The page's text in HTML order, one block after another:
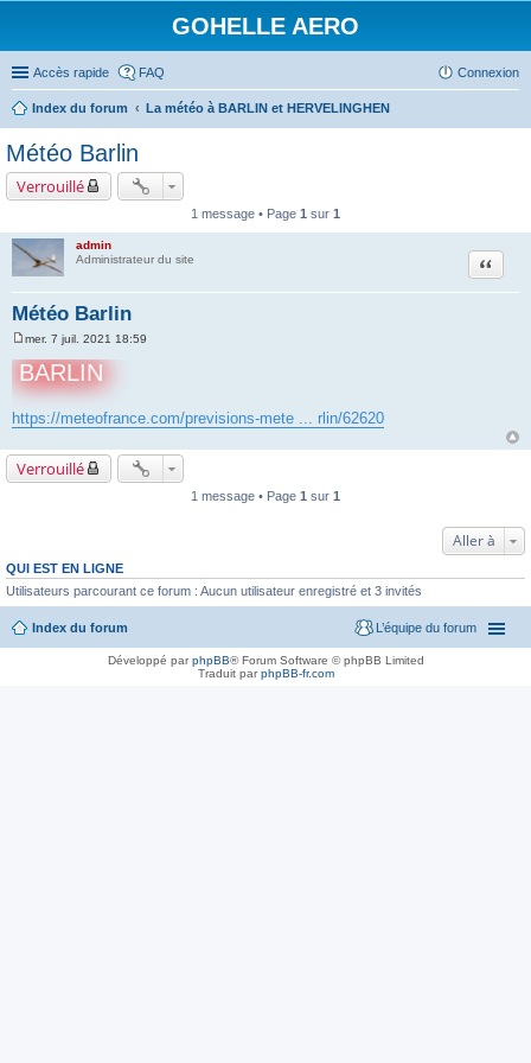
GOHELLE AERO
Accès rapide FAQ Connexion
Index du forum La météo à BARLIN et HERVELINGHEN
Météo Barlin
Verrouillé
1 message • Page 1 sur 1
admin
Administrateur du site
Météo Barlin
Citation
e
s
s
g
mer. 7 juil. 2021 18:59
BARLIN
https://meteofrance.com/previsions-mete ... rlin/62620
Verrouillé
1 message • Page 1 sur 1
Aller à
QUI EST EN LIGNE
Utilisateurs parcourant ce forum : Aucun utilisateur enregistré et 3 invités
Index du forum L’équipe du forum
Développé parphpBB® Forum Software © phpBB Limited
Traduit parphpBB-fr.com